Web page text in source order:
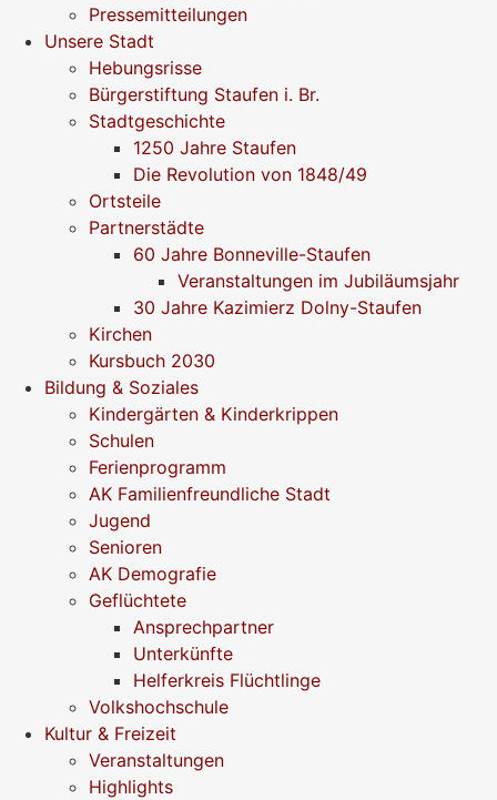
Pressemitteilungen
Unsere Stadt
Hebungsrisse
Bürgerstiftung Staufen i. Br.
Stadtgeschichte
1250 Jahre Staufen
Die Revolution von 1848/49
Ortsteile
Partnerstädte
60 Jahre Bonneville-Staufen
Veranstaltungen im Jubiläumsjahr
30 Jahre Kazimierz Dolny-Staufen
Kirchen
Kursbuch 2030
Bildung & Soziales
Kindergärten & Kinderkrippen
Schulen
Ferienprogramm
AK Familienfreundliche Stadt
Jugend
Senioren
AK Demografie
Geflüchtete
Ansprechpartner
Unterkünfte
Helferkreis Flüchtlinge
Volkshochschule
Kultur & Freizeit
Veranstaltungen
Highlights